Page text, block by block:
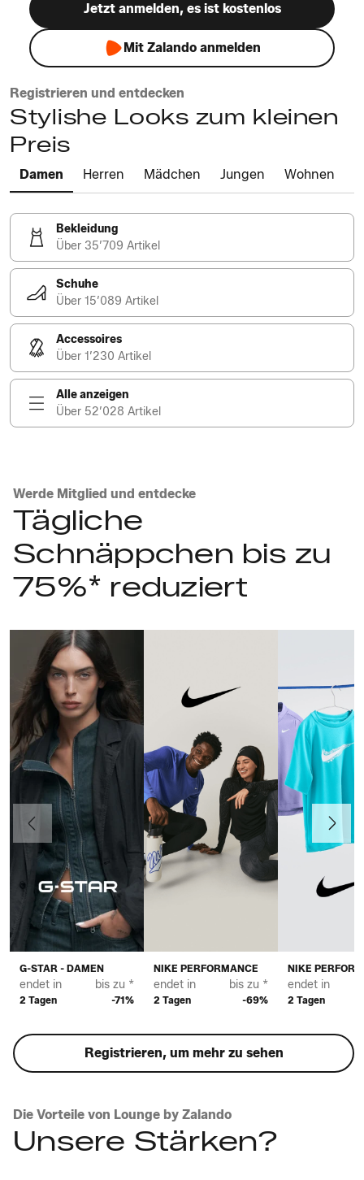
Jetzt anmelden, es ist kostenlos
Mit Zalando anmelden
Registrieren und entdecken
Stylishe Looks zum kleinen
Preis
Damen Herren Mädchen Jungen Wohnen
Bekleidung
Über 35’709 Artikel
Schuhe
Über 15’089 Artikel
Accessoires
Über 1’230 Artikel
Alle anzeigen
Über 52’028 Artikel
Werde Mitglied und entdecke
Tägliche
Schnäppchen bis zu
75%* reduziert
G-STAR - DAMEN
endet in
2 Tagen
bis zu *
-71%
NIKE PERFORMANCE
endet in
2 Tagen
bis zu *
-69%
NIKE
endet in
2 Tagen
Vorherige Weiter
Registrieren, um mehr zu sehen
Die Vorteile von Lounge by Zalando
Unsere Stärken?